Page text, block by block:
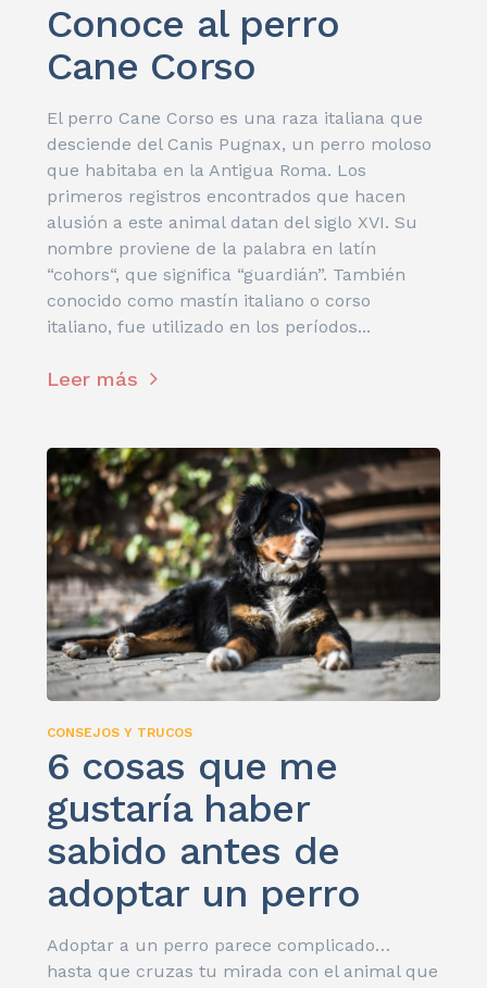
Conoce al perro
Cane Corso
El perro Cane Corso es una raza italiana que
desciende del Canis Pugnax, un perro moloso
que habitaba en la Antigua Roma. Los
primeros registros encontrados que hacen
alusión a este animal datan del siglo XVI. Su
nombre proviene de la palabra en latín
“cohors“, que significa “guardián”. También
conocido como mastín italiano o corso
italiano, fue utilizado en los períodos...
Leer más
CONSEJOS Y TRUCOS
6 cosas que me
gustaría haber
sabido antes de
adoptar un perro
Adoptar a un perro parece complicado…
hasta que cruzas tu mirada con el animal que